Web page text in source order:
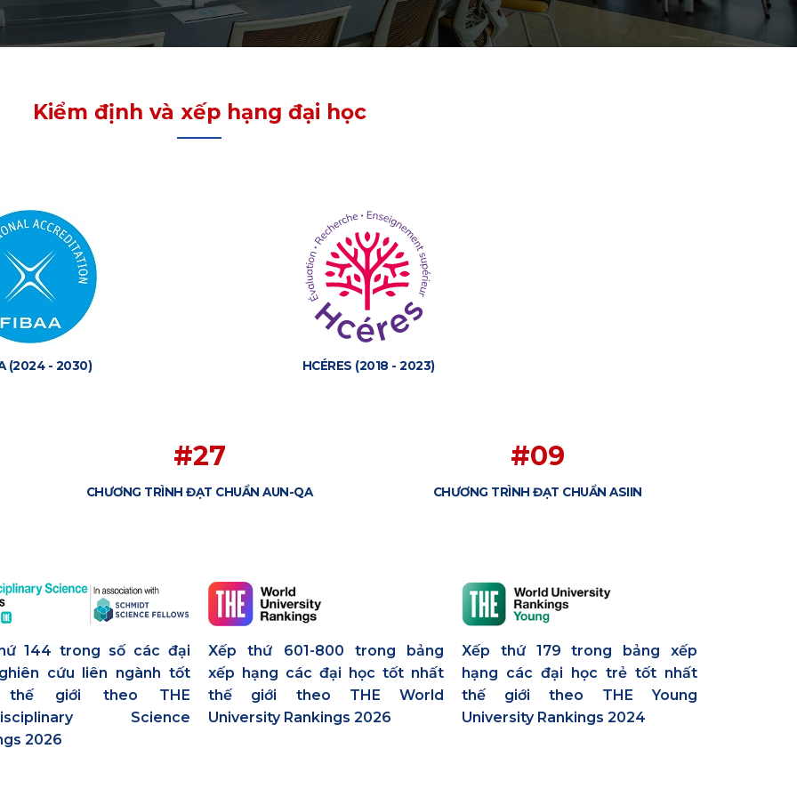
Kiểm định và xếp hạng đại học
(2024 - 2030) HCÉRES (2018 - 2023)
#27
CHƯƠNG TRÌNH ĐẠT CHUẨN AUN-QA
#09
CHƯƠNG TRÌNH ĐẠT CHUẨN ASIIN
144 trong số các đại
cứu liên ngành tốt
thế giới theo THE
Science
2026
Xếp thứ 601-800 trong bảng
xếp hạng các đại học tốt nhất
thế giới theo THE World
University Rankings 2026
Xếp thứ 179 trong bảng xếp
hạng các đại học trẻ tốt nhất
thế giới theo THE Young
University Rankings 2024